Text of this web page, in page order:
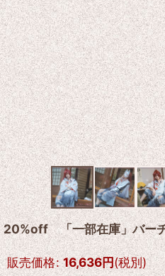
20%off 「一部在庫」バ
販売価格: 16,636円(税別)